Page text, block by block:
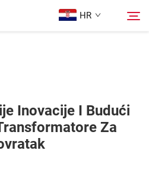
HR
Inovacije I Budući
Za